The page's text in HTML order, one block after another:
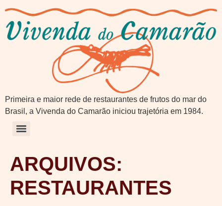
Primeira e maior rede de restaurantes de frutos do mar do
Brasil, a Vivenda do Camarão iniciou trajetória em 1984.
ARQUIVOS:
RESTAURANTES